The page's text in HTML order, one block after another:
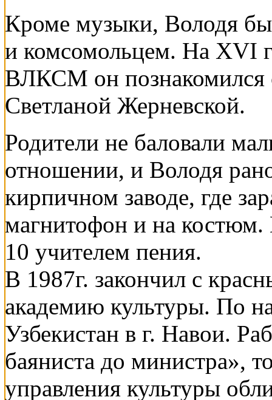
Кроме музыки, Володя
и комсомольцем. На XVI
ВЛКСМ он познакомился
Светланой Жерневской.
Родители не баловали
отношении, и Володя
кирпичном заводе, где
магнитофон и на
10 учителем пения.
В 1987г. закончил с
академию культуры. По
Узбекистан в г. Навои.
баяниста до министра»,
управления культуры